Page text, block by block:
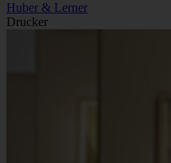
Huber & Lerner
Drucker